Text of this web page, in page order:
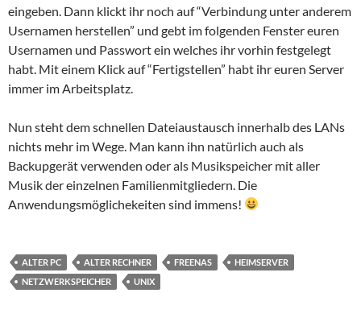
eingeben. Dann klickt ihr noch auf “Verbindung unter anderem
Usernamen herstellen” und gebt im folgenden Fenster euren
Usernamen und Passwort ein welches ihr vorhin festgelegt
habt. Mit einem Klick auf “Fertigstellen” habt ihr euren Server
immer im Arbeitsplatz.
Nun steht dem schnellen Dateiaustausch innerhalb des LANs
nichts mehr im Wege. Man kann ihn natürlich auch als
Backupgerät verwenden oder als Musikspeicher mit aller
Musik der einzelnen Familienmitgliedern. Die
Anwendungsmöglichekeiten sind immens!
ALTER PC ALTER RECHNER FREENAS
HEIMSERVER
NETZWERKSPEICHER
UNIX